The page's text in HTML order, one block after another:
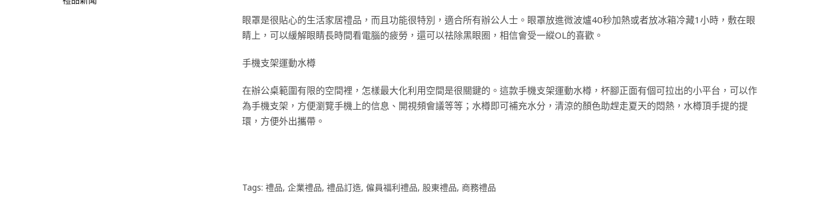
眼罩是很貼心的生活家居禮品，而且功能很特別，適合所有辦公人士。眼罩放進微波爐40秒加熱或者放冰箱冷藏1小時，敷在眼
睛上，可以緩解眼睛長時間看電腦的疲勞，還可以祛除黑眼圈，相信會受一縱OL的喜歡。
手機支架運動水樽
在辦公桌範圍有限的空間裡，怎樣最大化利用空間是很關鍵的。這款手機支架運動水樽，杯腳正面有個可拉出的小平台，可以作
為手機支架，方便瀏覽手機上的信息、開視頻會議等等；水樽即可補充水分，清涼的顏色助趕走夏天的悶熱，水樽頂手提的提
環，方便外出攜帶。
Tags: 禮品, 企業禮品, 禮品訂造, 僱員福利禮品, 股東禮品, 商務禮品